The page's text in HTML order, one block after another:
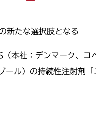
新たな選択肢となる
本社：デンマーク、コ
ル）の持続性注射剤「